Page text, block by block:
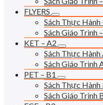
FLYERS
Sách Thực Hành
Sách Giáo Trình
KET – A2
Sách Thực Hành
Sách Giáo Trình
PET – B1
Sách Thực Hành
Sách Giáo Trình